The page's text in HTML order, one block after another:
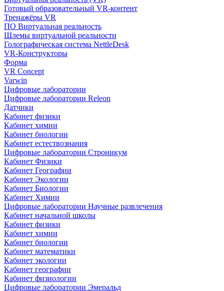
Готовый образовательный VR-контент
Тренажёры VR
ПО Виртуальная реальность
Шлемы виртуальной реальности
Голографическая система NettleDesk
VR-Конструкторы
Форма
VR Concept
Varwin
Цифровые лаборатории
Цифровые лаборатории Releon
Датчики
Кабинет физики
Кабинет химии
Кабинет биологии
Кабинет естествознания
Цифровые лаборатории Строникум
Кабинет Физики
Кабинет Географии
Кабинет Экологии
Кабинет Биологии
Кабинет Химии
Цифровые лаборатории Научные развлечения
Кабинет начальной школы
Кабинет физики
Кабинет химии
Кабинет биологии
Кабинет математики
Кабинет экологии
Кабинет географии
Кабинет физиологии
Цифровые лаборатории Эмеральд